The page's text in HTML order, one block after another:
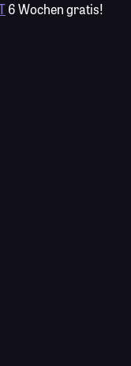
6 Wochen gratis!